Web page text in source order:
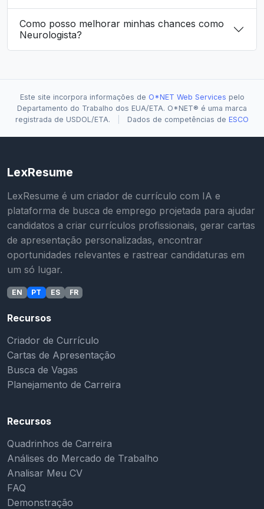
Como posso melhorar minhas chances como
Neurologista?
Este site incorpora informações de O*NET Web Services pelo
Departamento do Trabalho dos EUA/ETA. O*NET® é uma marca
registrada de USDOL/ETA.
Dados de competências de ESCO
LexResume
LexResume é um criador de currículo com IA e
plataforma de busca de emprego projetada para ajudar
candidatos a criar currículos profissionais, gerar cartas
de apresentação personalizadas, encontrar
oportunidades relevantes e rastrear candidaturas em
um só lugar.
EN PT ES FR
Recursos
Criador de Currículo
Cartas de Apresentação
Busca de Vagas
Planejamento de Carreira
Recursos
Quadrinhos de Carreira
Análises do Mercado de Trabalho
Analisar Meu CV
FAQ
Demonstração